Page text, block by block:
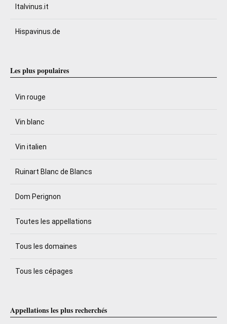
Italvinus.it
Hispavinus.de
Les plus populaires
Vin rouge
Vin blanc
Vin italien
Ruinart Blanc de Blancs
Dom Perignon
Toutes les appellations
Tous les domaines
Tous les cépages
Appellations les plus recherchés